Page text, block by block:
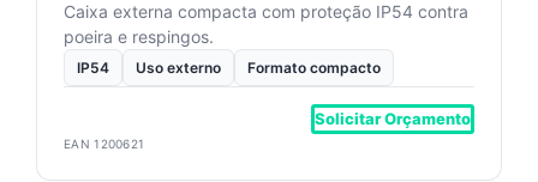
Caixa externa compacta com proteção IP54 contra
poeira e respingos.
IP54 Uso externo Formato compacto
Solicitar Orçamento
EAN 1200621